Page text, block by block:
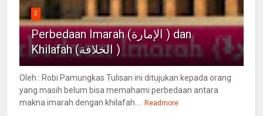
2
Perbedaan Imarah (الإمارة ) dan
Khilafah (الخلافة )
Oleh : Robi Pamungkas Tulisan ini ditujukan kepada orang
yang masih belum bisa memahami perbedaan antara
makna imarah dengan khilafah.... Readmore